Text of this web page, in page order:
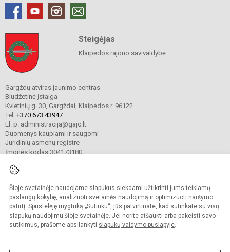
Šioje svetainėje naudojame slapukus siekdami užtikrinti jums teikiamų
paslaugų kokybę, analizuoti svetainės naudojimą ir optimizuoti naršymo
patirtį. Spustelėję mygtuką „Sutinku“, jūs patvirtinate, kad sutinkate su visų
slapukų naudojimu šioje svetainėje. Jei norite atšaukti arba pakeisti savo
sutikimus, prašome apsilankyti slapukų valdymo puslapyje.
Steigėjas
Klaipėdos rajono savivaldybė
Gargždų atviras jaunimo centras
Biudžetinė įstaiga
Kvietinių g. 30, Gargždai, Klaipėdos r. 96122
Tel. +370 673 43947
El. p. administracija@gajc.lt
Duomenys kaupiami ir saugomi
Juridinių asmenų registre
Įmonės kodas 304173180
© 2024. Gargždų atviras jaunimo centras. Visos teisės saugomos.
Kopijuoti turinį be raštiško įstaigos administracijos sutikimo griežtai draudžiama.
Prieinamumo paraiška Slapukų valdymas
Sumanus būdas atnaujinti